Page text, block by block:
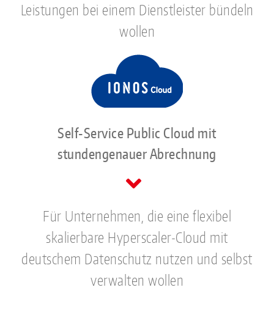
Leistungen bei einem Dienstleister bündeln
wollen
Self-Service Public Cloud mit
stundengenauer Abrechnung
Für Unternehmen, die eine flexibel
skalierbare Hyperscaler-Cloud mit
deutschem Datenschutz nutzen und selbst
verwalten wollen